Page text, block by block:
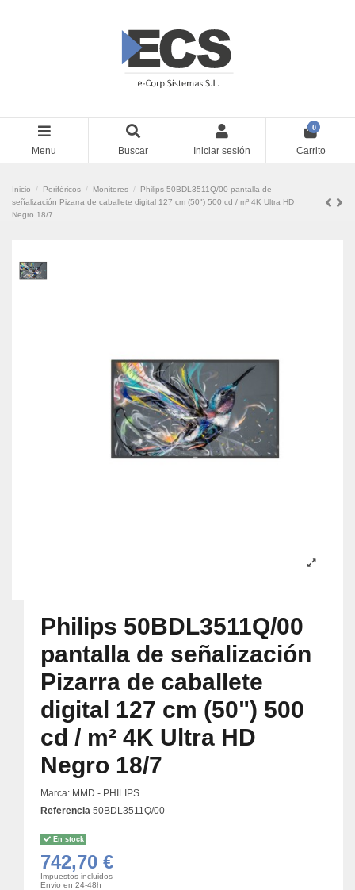
Menu Buscar Iniciar sesión
0
Carrito
Inicio Periféricos Monitores
Philips 50BDL3511Q/00 pantalla de
señalización Pizarra de caballete digital 127 cm (50") 500 cd / m² 4K Ultra HD
Negro 18/7
Philips 50BDL3511Q/00
pantalla de señalización
Pizarra de caballete
digital 127 cm (50") 500
cd / m² 4K Ultra HD
Negro 18/7
Marca: MMD - PHILIPS
Referencia 50BDL3511Q/00
En stock
742,70 €
Impuestos incluidos
Envio en 24-48h